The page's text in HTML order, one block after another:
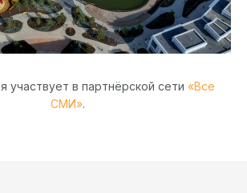
участвует в партнёрской сети «Все
СМИ».